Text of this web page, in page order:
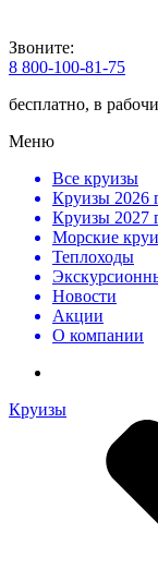
Звоните:
8 800-100-81-75
бесплатно, в
Меню
Все круизы
Круизы 2026
Круизы 2027
Морские
Теплоходы
Новости
Акции
О компании
Круизы